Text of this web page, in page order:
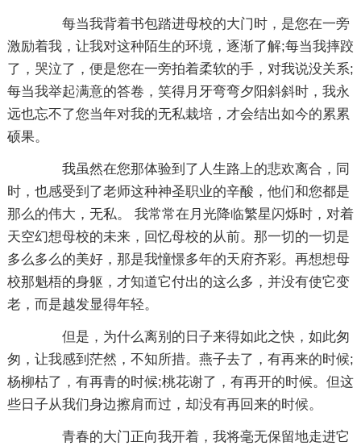
每当我背着书包踏进母校的大门时，是您在一旁
激励着我，让我对这种陌生的环境，逐渐了解;每当我摔跤
了，哭泣了，便是您在一旁拍着柔软的手，对我说没关系;
每当我举起满意的答卷，笑得月牙弯弯夕阳斜斜时，我永
远也忘不了您当年对我的无私栽培，才会结出如今的累累
硕果。
我虽然在您那体验到了人生路上的悲欢离合，同
时，也感受到了老师这种神圣职业的辛酸，他们和您都是
那么的伟大，无私。 我常常在月光降临繁星闪烁时，对着
天空幻想母校的未来，回忆母校的从前。那一切的一切是
多么多么的美好，那是我憧憬多年的天府齐彩。再想想母
校那魁梧的身躯，才知道它付出的这么多，并没有使它变
老，而是越发显得年轻。
但是，为什么离别的日子来得如此之快，如此匆
匆，让我感到茫然，不知所措。燕子去了，有再来的时候;
杨柳枯了，有再青的时候;桃花谢了，有再开的时候。但这
些日子从我们身边擦肩而过，却没有再回来的时候。
青春的大门正向我开着，我将毫无保留地走进它